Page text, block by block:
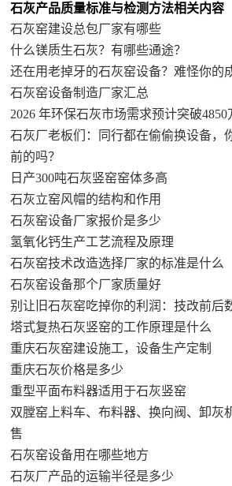
石灰产品质量标准与检测方法相关内容
石灰窑建设总包厂家有哪些
什么镁质生石灰？有哪些通途？
还在用老掉牙的石灰窑设备？难怪你的
石灰窑设备制造厂家汇总
2026 年环保石灰市场需求预计突破4850
石灰厂老板们：同行都在偷偷换设备，
前的吗？
日产300吨石灰竖窑窑体多高
石灰立窑风帽的结构和作用
石灰窑设备厂家报价是多少
氢氧化钙生产工艺流程及原理
石灰窑技术改造选择厂家的标准是什么
石灰窑设备那个厂家质量好
别让旧石灰窑吃掉你的利润：技改前后
塔式复热石灰竖窑的工作原理是什么
重庆石灰窑建设施工，设备生产定制
重庆石灰价格是多少
重型平面布料器适用于石灰竖窑
双膛窑上料车、布料器、换向阀、卸灰
售
石灰窑设备用在哪些地方
石灰厂产品的运输半径是多少